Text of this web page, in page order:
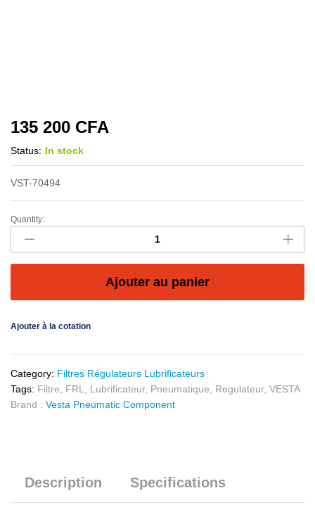
135 200 CFA
Status: In stock
VST-70494
Quantity:
Ajouter au panier
Ajouter à la cotation
Category: Filtres Régulateurs Lubrificateurs
Tags: Filtre FRL Lubrificateur, Pneumatique Regulateur, VESTA
Brand : Vesta Pneumatic Component
Description Specifications